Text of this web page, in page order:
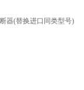
断器(替换进口同类型号)